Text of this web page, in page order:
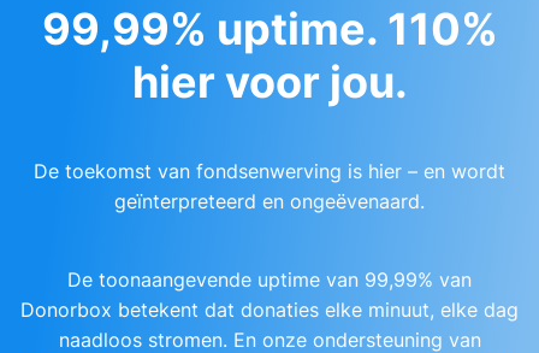
99,99% uptime. 110%
hier voor jou.
De toekomst van fondsenwerving is hier – en wordt
geïnterpreteerd en ongeëvenaard.
De toonaangevende uptime van 99,99% van
Donorbox betekent dat donaties elke minuut, elke dag
naadloos stromen. En onze ondersteuning van